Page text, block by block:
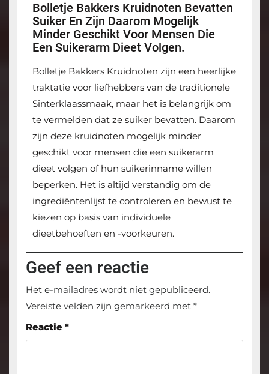
Bolletje Bakkers Kruidnoten Bevatten
Suiker En Zijn Daarom Mogelijk
Minder Geschikt Voor Mensen Die
Een Suikerarm Dieet Volgen.
Bolletje Bakkers Kruidnoten zijn een heerlijke
traktatie voor liefhebbers van de traditionele
Sinterklaassmaak, maar het is belangrijk om
te vermelden dat ze suiker bevatten. Daarom
zijn deze kruidnoten mogelijk minder
geschikt voor mensen die een suikerarm
dieet volgen of hun suikerinname willen
beperken. Het is altijd verstandig om de
ingrediëntenlijst te controleren en bewust te
kiezen op basis van individuele
dieetbehoeften en -voorkeuren.
Geef een reactie
Het e-mailadres wordt niet gepubliceerd.
Vereiste velden zijn gemarkeerd met *
Reactie *